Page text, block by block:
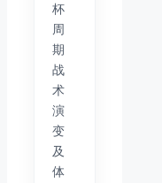
杯
周
期
战
术
演
变
及
体